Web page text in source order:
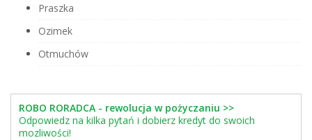
Praszka
Ozimek
Otmuchów
ROBO RORADCA - rewolucja w pożyczaniu >>
Odpowiedz na kilka pytań i dobierz kredyt do swoich
mozliwości!